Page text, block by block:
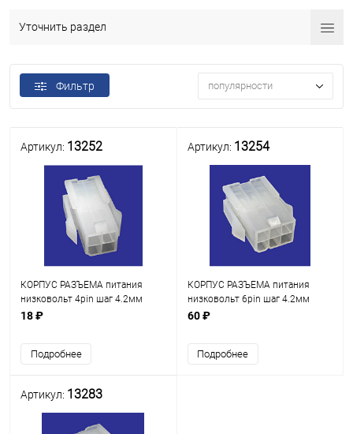
Уточнить раздел
Фильтр популярности
Артикул: 13252
КОРПУС РАЗЪЕМА питания
низковольт 4pin шаг 4.2мм
(MINI-FIT) гнездовая часть MF-
MF-2x2F) с фиксац 300V, ток 7A
18 ₽
Подробнее
Артикул: 13254
КОРПУС РАЗЪЕМА питания
низковольт 6pin шаг 4.2мм
(MINI-FIT) гнездовая часть MF-
MF-2x3F) с фиксац 300V, ток 7A
60 ₽
Подробнее
Артикул: 13283